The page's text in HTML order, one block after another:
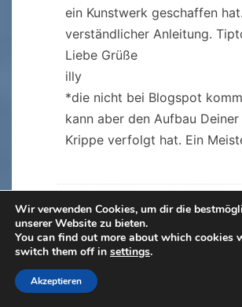
ein Kunstwerk geschaffen
verständlicher Anleitung.
Liebe Grüße
illy
*die nicht bei Blogspot
kann aber den Aufbau
Krippe verfolgt hat. Ein
yase sagt:
2. Dezember 2021 um 22:41 Uhr
Also diese Sockenpäckchen
auch machen für mich im
Jahr, das ist so eine klasse
Wir verwenden Cookies, um dir die
unserer Website zu bieten.
You can find out more about which cookies
switch them off in settings.
Akzeptieren